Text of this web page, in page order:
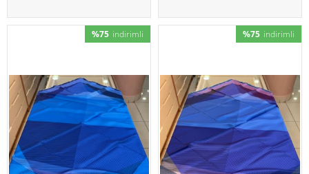
%75 indirimli %75 indirimli